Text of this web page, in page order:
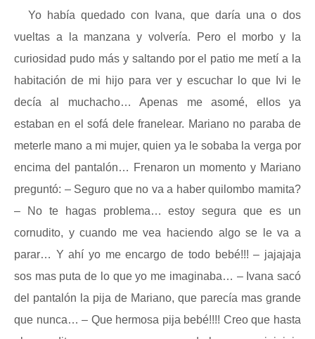
Yo había quedado con Ivana, que daría una o dos
vueltas a la manzana y volvería. Pero el morbo y la
curiosidad pudo más y saltando por el patio me metí a la
habitación de mi hijo para ver y escuchar lo que Ivi le
decía al muchacho… Apenas me asomé, ellos ya
estaban en el sofá dele franelear. Mariano no paraba de
meterle mano a mi mujer, quien ya le sobaba la verga por
encima del pantalón… Frenaron un momento y Mariano
preguntó: – Seguro que no va a haber quilombo mamita?
– No te hagas problema… estoy segura que es un
cornudito, y cuando me vea haciendo algo se le va a
parar… Y ahí yo me encargo de todo bebé!!! – jajajaja
sos mas puta de lo que yo me imaginaba… – Ivana sacó
del pantalón la pija de Mariano, que parecía mas grande
que nunca… – Que hermosa pija bebé!!!! Creo que hasta